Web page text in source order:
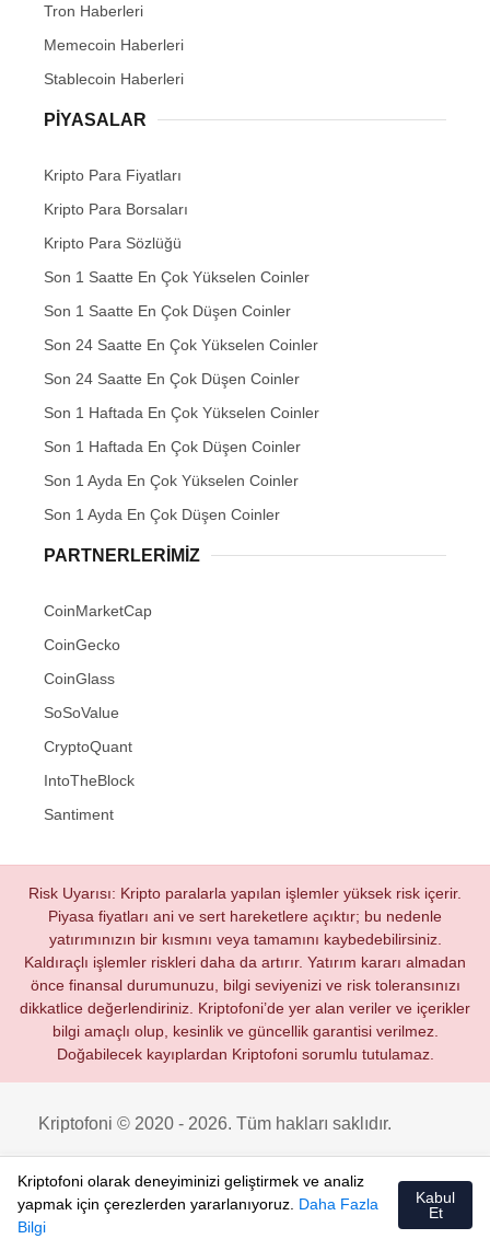
Tron Haberleri
Memecoin Haberleri
Stablecoin Haberleri
PIYASALAR
Kripto Para Fiyatları
Kripto Para Borsaları
Kripto Para Sözlüğü
Son 1 Saatte En Çok Yükselen Coinler
Son 1 Saatte En Çok Düşen Coinler
Son 24 Saatte En Çok Yükselen Coinler
Son 24 Saatte En Çok Düşen Coinler
Son 1 Haftada En Çok Yükselen Coinler
Son 1 Haftada En Çok Düşen Coinler
Son 1 Ayda En Çok Yükselen Coinler
Son 1 Ayda En Çok Düşen Coinler
PARTNERLERIMIZ
CoinMarketCap
CoinGecko
CoinGlass
SoSoValue
CryptoQuant
IntoTheBlock
Santiment
Risk Uyarısı: Kripto paralarla yapılan işlemler yüksek risk içerir.
Piyasa fiyatları ani ve sert hareketlere açıktır; bu nedenle
yatırımınızın bir kısmını veya tamamını kaybedebilirsiniz.
Kaldıraçlı işlemler riskleri daha da artırır. Yatırım kararı almadan
önce finansal durumunuzu, bilgi seviyenizi ve risk toleransınızı
dikkatlice değerlendiriniz. Kriptofoni’de yer alan veriler ve içerikler
bilgi amaçlı olup, kesinlik ve güncellik garantisi verilmez.
Doğabilecek kayıplardan Kriptofoni sorumlu tutulamaz.
Kriptofoni © 2020 - 2026. Tüm hakları saklıdır.
Kriptofoni olarak deneyiminizi geliştirmek ve analiz
yapmak için çerezlerden yararlanıyoruz. Daha Fazla
Bilgi
Kabul
Et